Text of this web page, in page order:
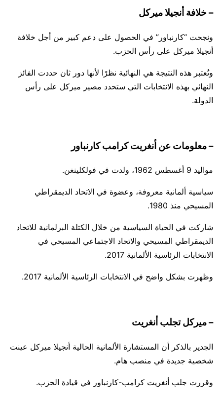
– خلافة أنجيلا ميركل
ونجحت “كارنباور” في الحصول على دعم كبير من أجل خلافة
أنجيلا ميركل على رأس الحزب.
وتُعتبر هذه النتيجة هي النهائية نظرًا لأنها دور ثان حددت الفائز
النهائي بهذه الانتخابات التي ستحدد مصير ميركل على رأس
الدولة.
– معلومات عن أنغريت كرامب كارنباور
مواليد 9 أغسطس 1962، ولدت في فولكلينغن.
سياسية ألمانية معروفة، وعضوة في الاتحاد الديمقراطي
المسيحي منذ 1980.
شاركت في الحياة السياسية من خلال الكتلة البرلمانية للاتحاد
الديمقراطي المسيحي والاتحاد الاجتماعي المسيحي في
الانتخابات الرئاسية الألمانية 2017.
وظهرت بشكل واضح في الانتخابات الرئاسية الألمانية 2017.
– ميركل تجلب أنغريت
الجدير بالذكر أن المستشارة الألمانية الحالية أنجيلا ميركل عينت
شخصية جديدة في منصب هام.
وقررت جلب أنغريت كرامب-كارنباور في قيادة الحزب.